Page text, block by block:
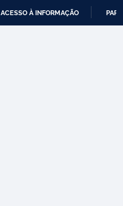
ACESSO À INFORMAÇÃO